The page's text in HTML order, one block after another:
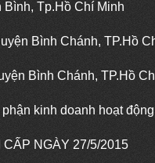
Tp.Hồ Chí Minh
Bình Chánh, TP.Hồ
Bình Chánh, TP.Hồ
kinh doanh hoạt
NGÀY 27/5/2015